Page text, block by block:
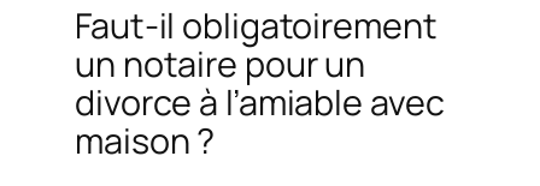
Faut-il obligatoirement
un notaire pour un
divorce à l’amiable avec
maison ?